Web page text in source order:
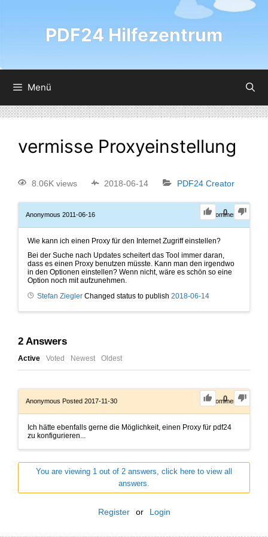
PDF24 Hilfezentrum
Menü
vermisse Proxyeinstellung
8.06K views 2018-06-14 PDF24 Creator
0
Anonymous 2011-06-16 0Comments
Wie kann ich einen Proxy für den Internet Zugriff einstellen?
Bei der Suche nach Updates scheitert das Tool immer daran,
dass es einen Proxy benutzen müsste. Kann man den irgendwo
in den Optionen einstellen? Wenn nicht, wäre es schön so eine
Option noch mit aufzunehmen.
Stefan Ziegler Changed status to publish 2018-06-14
2 Answers
Active Voted Newest Oldest
0
Anonymous Posted 2017-11-30 0Comments
Ich hätte ebenfalls gerne die Möglichkeit, einen Proxy für pdf24
zu konfigurieren...
You are viewing 1 out of 2 answers, click here to view all
answers.
Register or Login